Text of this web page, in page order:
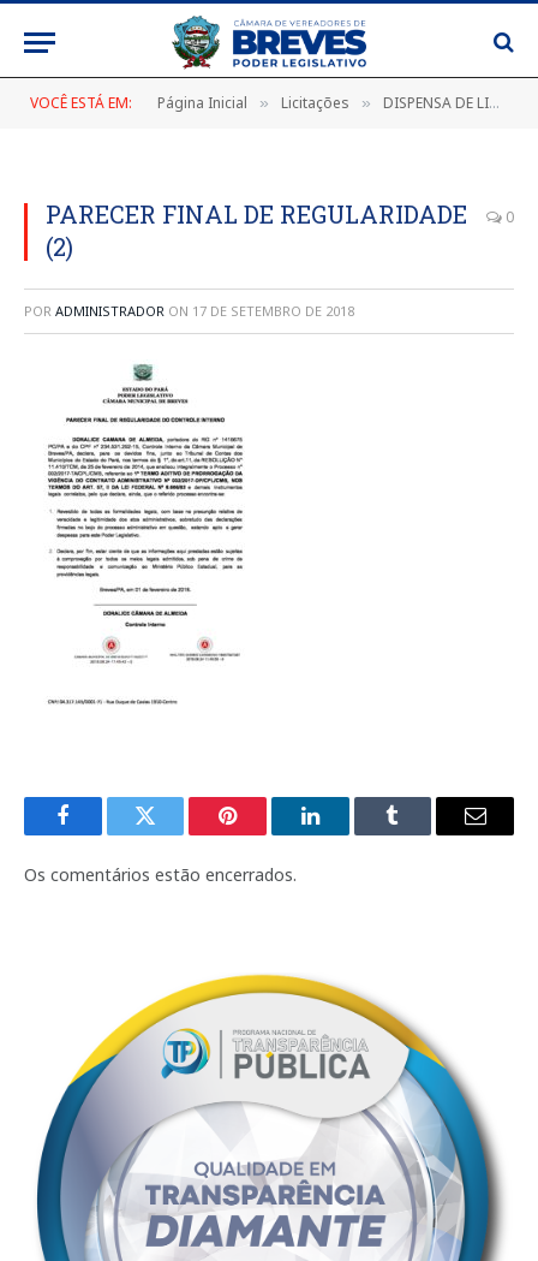
VOCÊ ESTÁ EM: Página Inicial » Licitações » DISPENSA DE LICITAÇÃO Nº 002/2017-DP/CPL/CMB
PARECER FINAL DE REGULARIDADE
(2)
0
POR ADMINISTRADOR ON 17 DE SETEMBRO DE 2018
FacebookTwitter Pinterest LinkedInTumblr
E-
Os comentários estão encerrados.